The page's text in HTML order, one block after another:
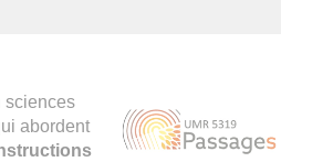
sciences
abordent